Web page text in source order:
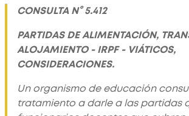
CONSULTA N° 5.412
PARTIDAS DE ALIMENTACIÓN,
ALOJAMIENTO - IRPF - VIÁTICOS,
CONSIDERACIONES.
Un organismo de educación
tratamiento a darle a las partidas